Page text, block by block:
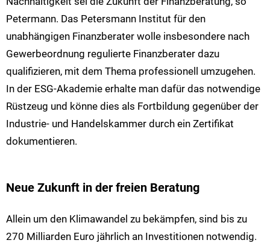
Petermann. Das Petersmann Institut für den
unabhängigen Finanzberater wolle insbesondere nach
Gewerbeordnung regulierte Finanzberater dazu
qualifizieren, mit dem Thema professionell umzugehen.
In der ESG-Akademie erhalte man dafür das notwendige
Rüstzeug und könne dies als Fortbildung gegenüber der
Industrie- und Handelskammer durch ein Zertifikat
dokumentieren.
Neue Zukunft in der freien Beratung
Allein um den Klimawandel zu bekämpfen, sind bis zu
270 Milliarden Euro jährlich an Investitionen notwendig.